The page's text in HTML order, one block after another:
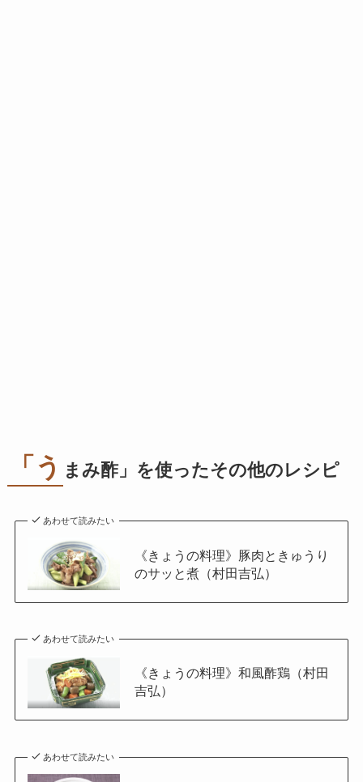
「う まみ酢」を使ったその他のレシピ
あわせて読みたい
《きょうの料理》豚肉ときゅうり
のサッと煮（村田吉弘）
あわせて読みたい
《きょうの料理》和風酢鶏（村田
吉弘）
あわせて読みたい